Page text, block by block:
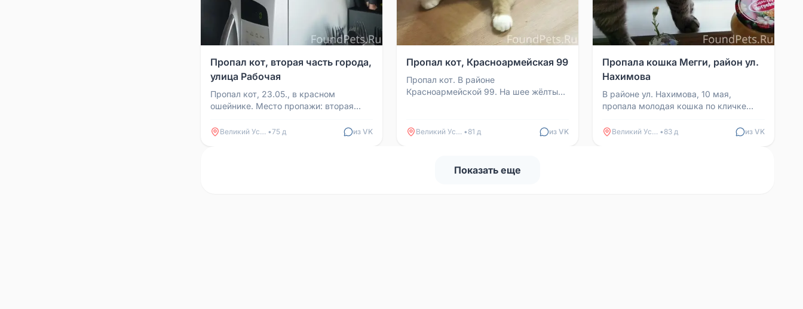
Пропал кот, вторая часть города,
улица Рабочая
Пропал кот, 23.05., в красном
ошейнике. Место пропажи: вторая
магазин Стимул. Кот пу...
Великий Устюг •75 д из VK
Пропал кот, Красноармейская 99
Пропал кот. В районе
Красноармейской 99. На шее жёлтый
Великий Устюг • 81 д из VK
Пропала кошка Мегги, район ул.
Нахимова
В районе ул. Нахимова, 10 мая,
пропала молодая кошка по кличке
боится. Просьба, если кто-...
Великий Устюг • 83 д из VK
Показать еще